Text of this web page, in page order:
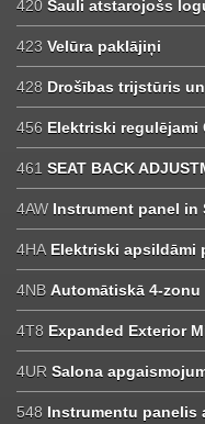
420 Sauli atstarojošs
423 Velūra paklājiņi
428 Drošības trijstūris
456 Elektriski regulējami
461 SEAT BACK
4AW Instrument panel in
4HA Elektriski apsildāmi
4NB Automātiskā 4-
4T8 Expanded Exterior
4UR Salona
548 Instrumentu panelis